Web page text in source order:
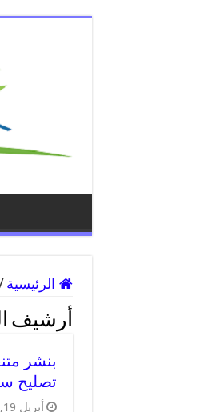
الرئيسية
أرشيف
تصليح
أبريل 19, 2020